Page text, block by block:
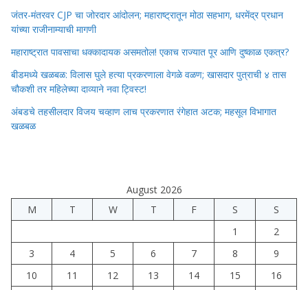
जंतर-मंतरवर CJP चा जोरदार आंदोलन; महाराष्ट्रातून मोठा सहभाग, धरमेंद्र प्रधान
यांच्या राजीनाम्याची मागणी
महाराष्ट्रात पावसाचा धक्कादायक असमतोल! एकाच राज्यात पूर आणि दुष्काळ एकत्र?
बीडमध्ये खळबळ: विलास घुले हत्या प्रकरणाला वेगळे वळण; खासदार पुत्राची ४ तास
चौकशी तर महिलेच्या दाव्याने नवा ट्विस्ट!
अंबडचे तहसीलदार विजय चव्हाण लाच प्रकरणात रंगेहात अटक; महसूल विभागात
खळबळ
August 2026
M
T W T F S
S
1
2
3
4 5 6 7 8
9
10
11 12 13 14 15
16